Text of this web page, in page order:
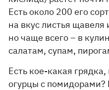
Есть около 200 его
на вкус листья
но чаще всего – в
салатам, супам,
Есть кое-какая грядка,
огурцы с помидорами?